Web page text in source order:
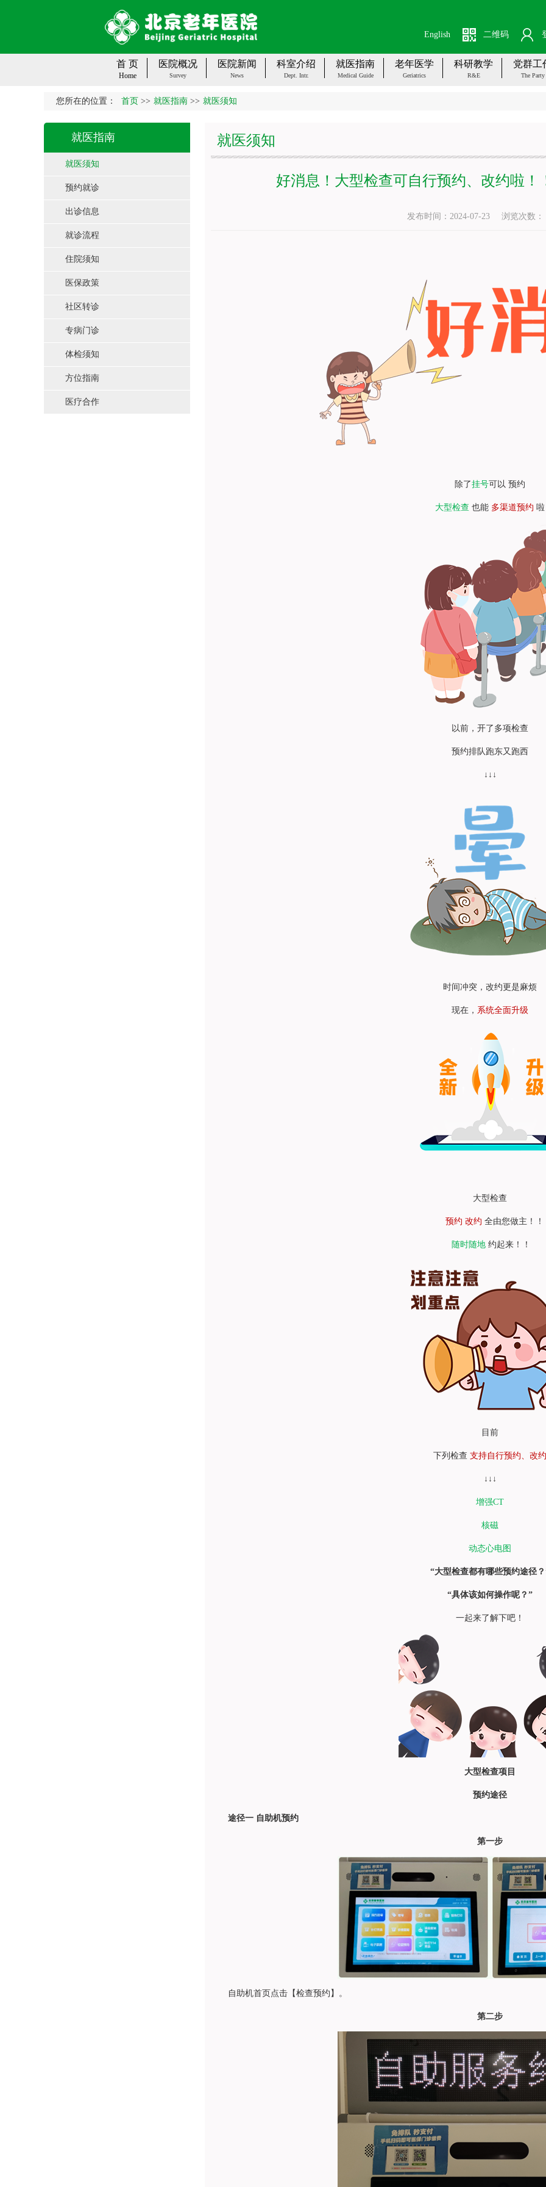
二维码
English
首 页
Home
医院概况
Survey
医院新闻
News
科室介绍
Dept. Intr.
就医指南
Medical Guide
老年医学
Geriatrics
科研教学
R&E
党群工
The Party
您所在的位置： 首页 >> 就医指南 >> 就医须知
就医指南
就医须知
预约就诊
出诊信息
就诊流程
住院须知
医保政策
社区转诊
专病门诊
体检须知
方位指南
医疗合作
就医须知
好消息！大型检查可自行预约、改约啦！
发布时间：2024-07-23 浏览次数：
除了挂号可以 预约
大型检查 也能 多渠道预约 啦
以前，开了多项检查
预约排队跑东又跑西
↓↓↓
时间冲突，改约更是麻烦
现在， 系统全面升级
大型检查
预约 改约 全由您做主！！
随时随地 约起来！！
目前
下列检查 支持自行预约、改约
↓↓↓
增强CT
核磁
动态心电图
“大型检查都有哪些预约途径
“具体该如何操作呢？”
一起来了解下吧！
大型检查项目
预约途径
途径一 自助机预约
第一步
自助机首页点击【检查预约】。
第二步